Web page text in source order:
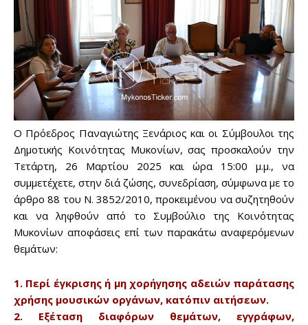
Don't miss
out!
Sing up for our newsletter
to stay in the loop.
Ο Πρόεδρος Παναγιώτης Ξενάριος και οι Σύμβουλοι της
Δημοτικής Κοινότητας Μυκονίων, σας προσκαλούν την
Τετάρτη, 26 Μαρτίου 2025 και ώρα 15:00 μ.μ., να
συμμετέχετε, στην διά ζώσης, συνεδρίαση, σύμφωνα με το
άρθρο 88 του Ν. 3852/2010, προκειμένου να συζητηθούν
και να ληφθούν από το Συμβούλιο της Κοινότητας
Μυκονίων αποφάσεις επί των παρακάτω αναφερόμενων
θεμάτων:
1. Περί έγκρισης ή μη χορήγησης αδειών παράτασης
χρήσης μουσικών οργάνων, κατόπιν αιτήσεων.
2. Εξέταση διαφόρων θεμάτων, εγγράφων,